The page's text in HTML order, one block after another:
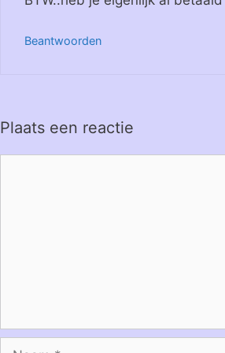
Beantwoorden
Plaats een reactie
Naam